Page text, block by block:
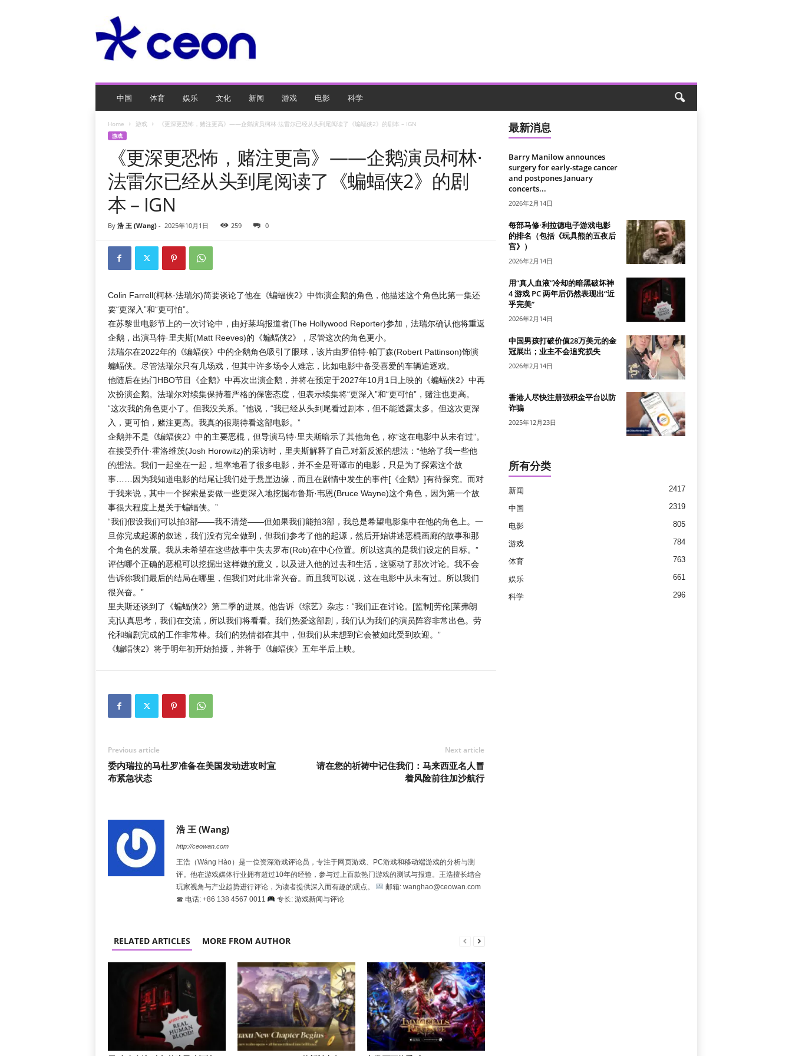
O
游
中国 体育 娱乐 文化 新闻 游戏 电影 科学
Home 游戏 《更深更恐怖，赌注更高》——企鹅演员柯林·法雷尔已经从头到尾阅读了《蝙蝠侠2》的剧本 – IGN
游戏
《更深更恐怖，赌注更高》——企鹅演员柯林·
法雷尔已经从头到尾阅读了《蝙蝠侠2》的剧
本 – IGN
By 浩 王 (Wang)- 2025年10月1日 259 0
Colin Farrell(柯林·法瑞尔)简要谈论了他在《蝙蝠侠2》中饰演企鹅的角色，他描述这个角色比第一集还
要“更深入”和“更可怕”。
在苏黎世电影节上的一次讨论中，由好莱坞报道者(The Hollywood Reporter)参加，法瑞尔确认他将重返
企鹅，出演马特·里夫斯(Matt Reeves)的《蝙蝠侠2》，尽管这次的角色更小。
法瑞尔在2022年的《蝙蝠侠》中的企鹅角色吸引了眼球，该片由罗伯特·帕丁森(Robert Pattinson)饰演
蝙蝠侠。尽管法瑞尔只有几场戏，但其中许多场令人难忘，比如电影中备受喜爱的车辆追逐戏。
他随后在热门HBO节目《企鹅》中再次出演企鹅，并将在预定于2027年10月1日上映的《蝙蝠侠2》中再
次扮演企鹅。法瑞尔对续集保持着严格的保密态度，但表示续集将“更深入”和“更可怕”，赌注也更高。
“这次我的角色更小了。但我没关系。”他说，“我已经从头到尾看过剧本，但不能透露太多。但这次更深
入，更可怕，赌注更高。我真的很期待看这部电影。”
企鹅并不是《蝙蝠侠2》中的主要恶棍，但导演马特·里夫斯暗示了其他角色，称“这在电影中从未有过”。
在接受乔什·霍洛维茨(Josh Horowitz)的采访时，里夫斯解释了自己对新反派的想法：“他给了我一些他
的想法。我们一起坐在一起，坦率地看了很多电影，并不全是哥谭市的电影，只是为了探索这个故
事……因为我知道电影的结尾让我们处于悬崖边缘，而且在剧情中发生的事件[《企鹅》]有待探究。而对
于我来说，其中一个探索是要做一些更深入地挖掘布鲁斯·韦恩(Bruce Wayne)这个角色，因为第一个故
事很大程度上是关于蝙蝠侠。”
“我们假设我们可以拍3部——我不清楚——但如果我们能拍3部，我总是希望电影集中在他的角色上。一
旦你完成起源的叙述，我们没有完全做到，但我们参考了他的起源，然后开始讲述恶棍画廊的故事和那
个角色的发展。我从未希望在这些故事中失去罗布(Rob)在中心位置。所以这真的是我们设定的目标。”
评估哪个正确的恶棍可以挖掘出这样做的意义，以及进入他的过去和生活，这驱动了那次讨论。我不会
告诉你我们最后的结局在哪里，但我们对此非常兴奋。而且我可以说，这在电影中从未有过。所以我们
很兴奋。”
里夫斯还谈到了《蝙蝠侠2》第二季的进展。他告诉《综艺》杂志：“我们正在讨论。[监制]劳伦[莱弗朗
克]认真思考，我们在交流，所以我们将看看。我们热爱这部剧，我们认为我们的演员阵容非常出色。劳
伦和编剧完成的工作非常棒。我们的热情都在其中，但我们从未想到它会被如此受到欢迎。”
《蝙蝠侠2》将于明年初开始拍摄，并将于《蝙蝠侠》五年半后上映。
Previous article
委内瑞拉的马杜罗准备在美国发动进攻时宣
布紧急状态
Next article
请在您的祈祷中记住我们：马来西亚名人冒
着风险前往加沙航行
浩 王 (Wang)
http://ceowan.com
王浩（Wáng Hào）是一位资深游戏评论员，专注于网页游戏、PC游戏和移动端游戏的分析与测
评。他在游戏媒体行业拥有超过10年的经验，参与过上百款热门游戏的测试与报道。王浩擅长结合
玩家视角与产业趋势进行评论，为读者提供深入而有趣的观点。
邮箱: wanghao@ceowan.com
☎ 电话: +86 138 4567 0011
专长: 游戏新闻与评论
RELATED ARTICLES MORE FROM AUTHOR
最新消息
Barry Manilow announces
surgery for early-stage cancer
and postpones January
concerts...
2026年2月14日
每部马修·利拉德电子游戏电影
的排名（包括《玩具熊的五夜后
宫》）
2026年2月14日
用“真人血液”冷却的暗黑破坏神
4 游戏 PC 两年后仍然表现出“近
乎完美”
2026年2月14日
中国男孩打破价值28万美元的金
冠展出；业主不会追究损失
2026年2月14日
香港人尽快注册强积金平台以防
诈骗
2025年12月23日
所有分类
新闻 2417
中国 2319
电影 805
游戏 784
体育 763
娱乐 661
科学 296